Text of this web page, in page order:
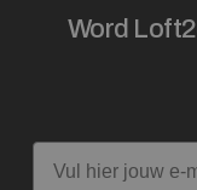
Word
Email